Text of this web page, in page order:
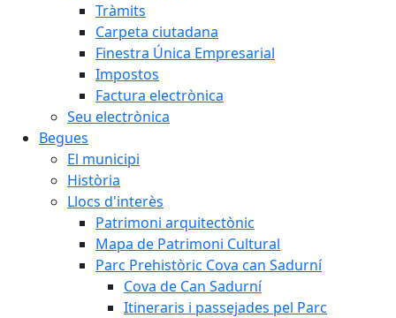
Tràmits
Carpeta ciutadana
Finestra Única Empresarial
Impostos
Factura electrònica
Seu electrònica
Begues
El municipi
Història
Llocs d'interès
Patrimoni arquitectònic
Mapa de Patrimoni Cultural
Parc Prehistòric Cova can Sadurní
Cova de Can Sadurní
Itineraris i passejades pel Parc